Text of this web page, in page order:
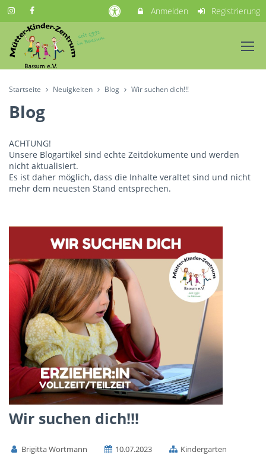
Anmelden Registrierung
Startseite Neuigkeiten Blog Wir suchen dich!!!
Blog
ACHTUNG!
Unsere Blogartikel sind echte Zeitdokumente und werden
nicht aktualisiert.
Es ist daher möglich, dass die Inhalte veraltet sind und nicht
mehr dem neuesten Stand entsprechen.
Wir suchen dich!!!
Brigitta Wortmann 10.07.2023 Kindergarten